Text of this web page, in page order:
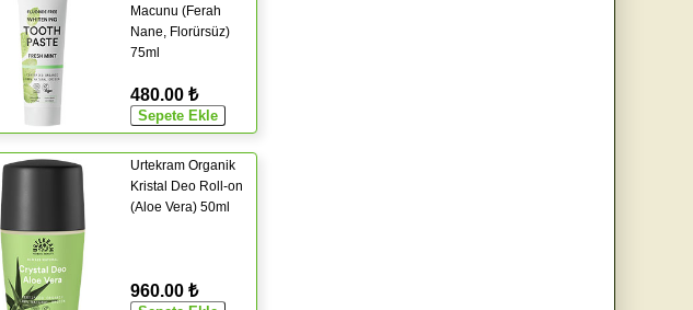
Macunu (Ferah
Nane, Florürsüz)
75ml
480.00 ₺
Urtekram Organik
Kristal Deo Roll-on
(Aloe Vera) 50ml
960.00 ₺